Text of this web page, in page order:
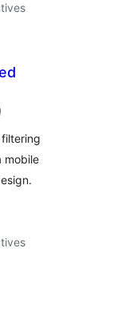
notes
)
mobile